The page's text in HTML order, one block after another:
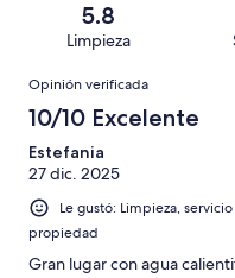
opiniones
opiniones
de
1000
opiniones
Basada
179
de
opiniones
Terrible.
Basada
222
de
1000
opiniones
5.8
Limpieza
Opiniones
Opinión verificada
10/10 Excelente
Estefania
27 dic. 2025
Le gustó: Limpieza,
propiedad
Gran lugar con agua